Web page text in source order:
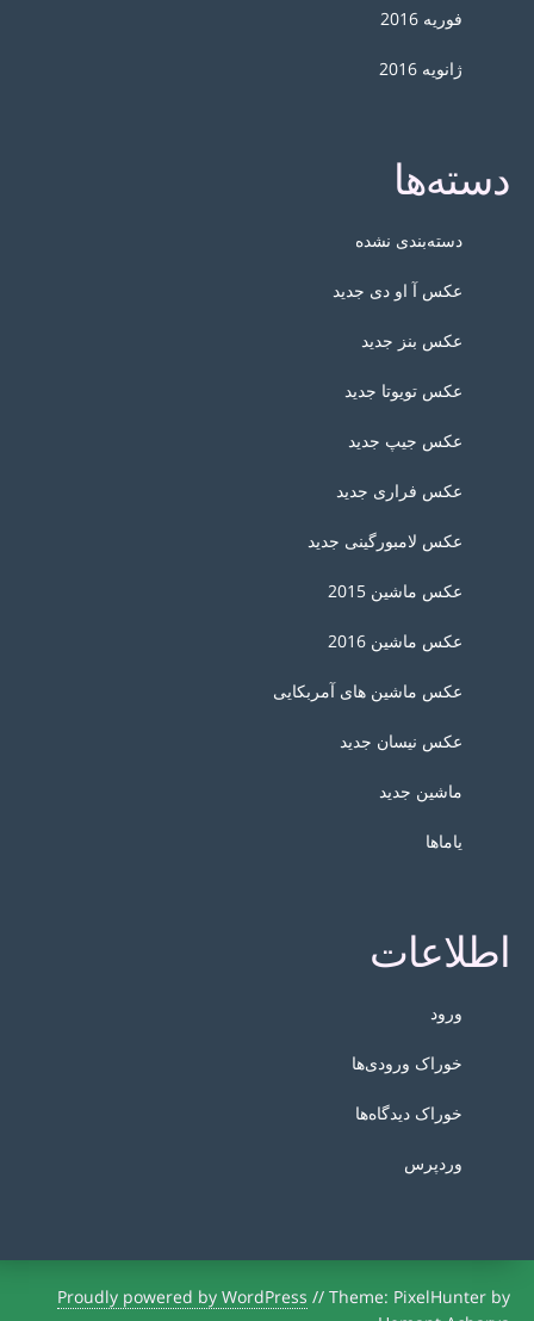
فوریه 2016
ژانویه 2016
دسته‌ها
دسته‌بندی نشده
عکس آ او دی جدید
عکس بنز جدید
عکس تویوتا جدید
عکس جیپ جدید
عکس فراری جدید
عکس لامبورگینی جدید
عکس ماشین 2015
عکس ماشین 2016
عکس ماشین های آمربکایی
عکس نیسان جدید
ماشین جدید
یاماها
اطلاعات
ورود
خوراک ورودی‌ها
خوراک دیدگاه‌ها
وردپرس
Proudly powered by WordPress // Theme: PixelHunter by